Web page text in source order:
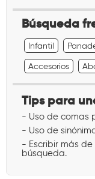
Búsqueda
Infantil
Accesorios
Tips para
- Uso de comas
- Uso de
- Escribir más
búsqueda.